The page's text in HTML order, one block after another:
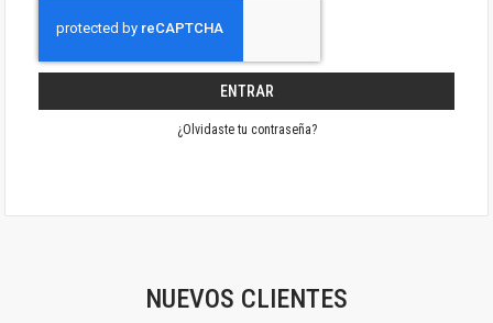
ENTRAR
¿Olvidaste tu contraseña?
NUEVOS CLIENTES